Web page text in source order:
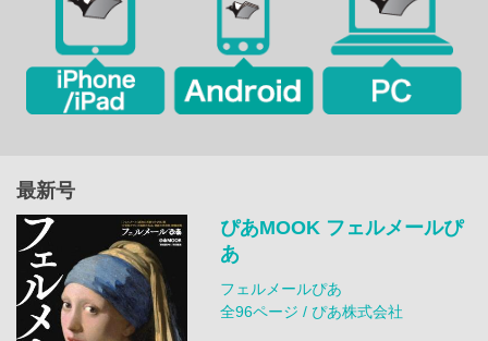
最新号
ぴあMOOK フェルメールぴ
あ
フェルメールぴあ
全96ページ / ぴあ株式会社